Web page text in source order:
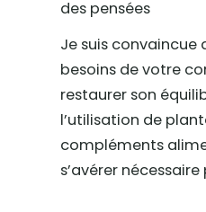
des pensées
Je suis convaincue
besoins de votre
restaurer son
l’utilisation de
compléments
s’avérer